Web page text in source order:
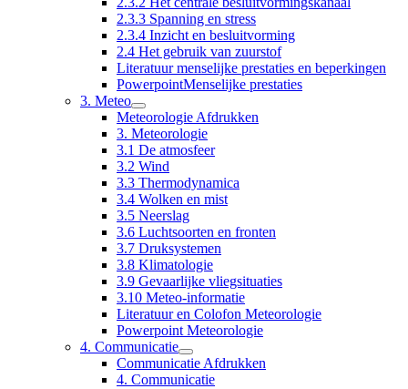
2.3.3 Spanning en stress
2.3.4 Inzicht en besluitvorming
2.4 Het gebruik van zuurstof
Literatuur menselijke prestaties en beperkingen
PowerpointMenselijke prestaties
3. Meteo
Meteorologie Afdrukken
3. Meteorologie
3.1 De atmosfeer
3.2 Wind
3.3 Thermodynamica
3.4 Wolken en mist
3.5 Neerslag
3.6 Luchtsoorten en fronten
3.7 Druksystemen
3.8 Klimatologie
3.9 Gevaarlijke vliegsituaties
3.10 Meteo-informatie
Literatuur en Colofon Meteorologie
Powerpoint Meteorologie
4. Communicatie
Communicatie Afdrukken
4. Communicatie